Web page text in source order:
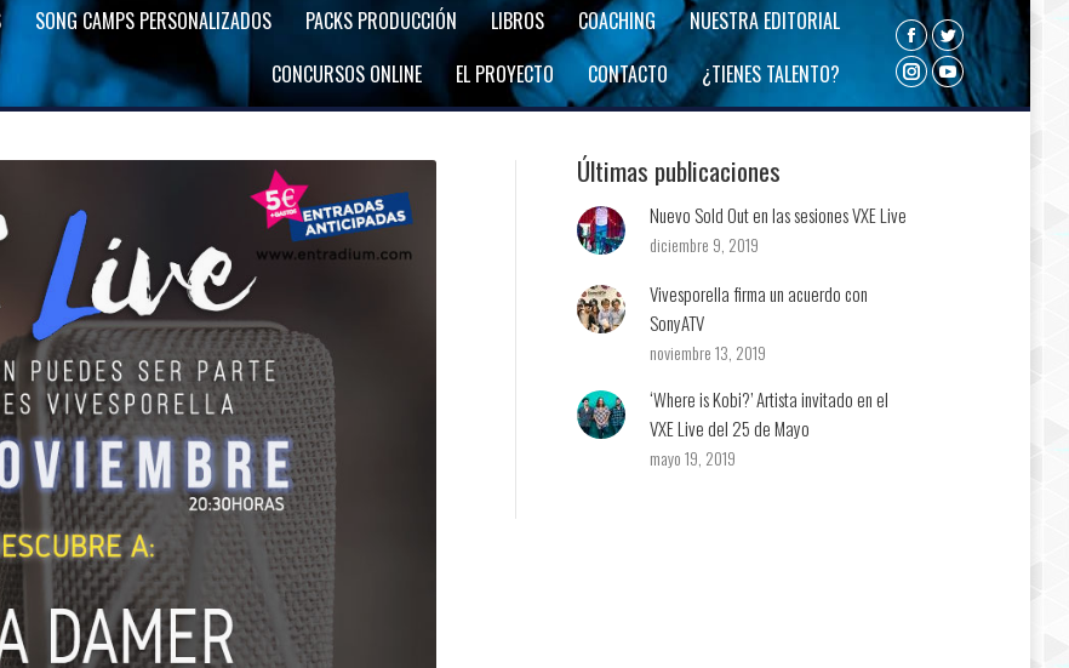
SONG CAMPS PERSONALIZADOS PACKS PRODUCCIÓN LIBROS COACHING
NUESTRA EDITORIAL
CONCURSOS ONLINE
EL PROYECTO CONTACTO ¿TIENES TALENTO?
Facebook
Twitter
Instagram
YouTube
Últimas publicaciones
Nuevo Sold Out en las sesiones VXE Live
diciembre 9, 2019
Vivesporella firma un acuerdo con
SonyATV
noviembre 13, 2019
‘Where is Kobi?’ Artista invitado en el
VXE Live del 25 de Mayo
mayo 19, 2019